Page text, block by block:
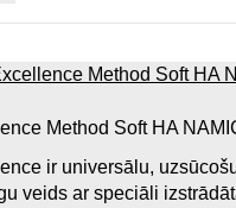
Method Soft HA
ir universālu,
veids ar speciāli